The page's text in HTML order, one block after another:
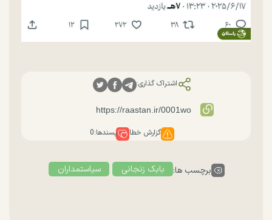
اشتراک گذاری:
گزارش خطا پسندها:0
برچسب ها: بابک زنجانی سیاستمداران